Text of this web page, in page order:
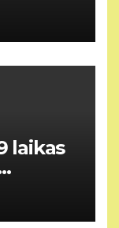
laikas